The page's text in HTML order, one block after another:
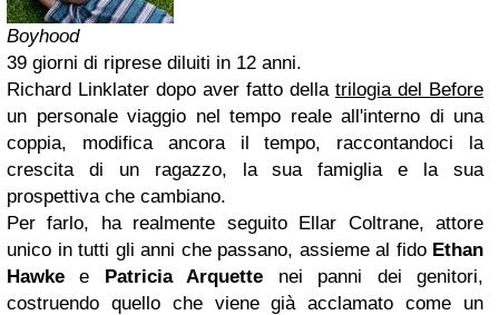
Boyhood
39 giorni di riprese diluiti in 12 anni.
Richard Linklater dopo aver fatto della trilogia del Before
un personale viaggio nel tempo reale all'interno di una
coppia, modifica ancora il tempo, raccontandoci la
crescita di un ragazzo, la sua famiglia e la sua
prospettiva che cambiano.
Per farlo, ha realmente seguito Ellar Coltrane, attore
unico in tutti gli anni che passano, assieme al fido Ethan
Hawke e Patricia Arquette nei panni dei genitori,
costruendo quello che viene già acclamato come un